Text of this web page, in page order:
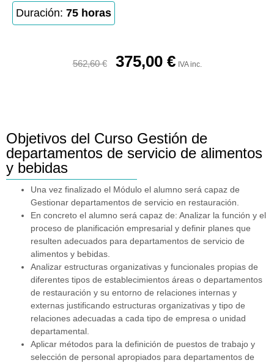
Duración: 75 horas
562,60€ 375,00 € IVA inc.
Objetivos del Curso Gestión de
departamentos de servicio de alimentos
y bebidas
Una vez finalizado el Módulo el alumno será capaz de
Gestionar departamentos de servicio en restauración.
En concreto el alumno será capaz de: Analizar la función y el
proceso de planificación empresarial y definir planes que
resulten adecuados para departamentos de servicio de
alimentos y bebidas.
Analizar estructuras organizativas y funcionales propias de
diferentes tipos de establecimientos áreas o departamentos
de restauración y su entorno de relaciones internas y
externas justificando estructuras organizativas y tipo de
relaciones adecuadas a cada tipo de empresa o unidad
departamental.
Aplicar métodos para la definición de puestos de trabajo y
selección de personal apropiados para departamentos de